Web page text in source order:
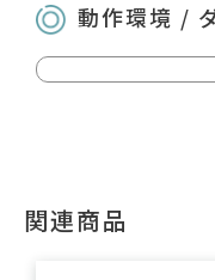
動作環境 /
関連商品